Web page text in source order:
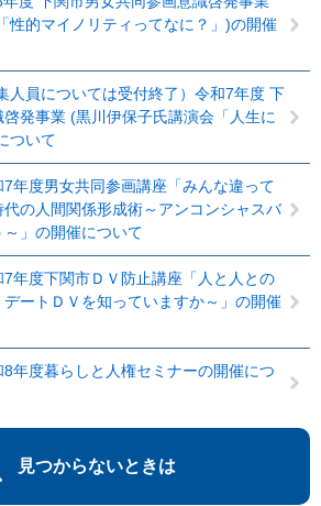
性的マイノリティってなに？」)の開催
人員については受付終了）令和7年度 下
発事業 (黒川伊保子氏講演会「人生に
ついて
7年度男女共同参画講座「みんな違って
の人間関係形成術～アンコンシャスバ
」の開催について
7年度下関市ＤＶ防止講座「人と人との
ートＤＶを知っていますか～」の開催
8年度暮らしと人権セミナーの開催につ
見つからないときは